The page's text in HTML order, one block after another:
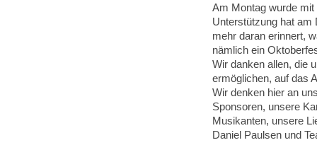
Am Montag wurde mit
Unterstützung hat am
mehr daran erinnert,
nämlich ein
Wir danken allen, die
ermöglichen, auf das
Wir denken hier an
Sponsoren, unsere
Musikanten, unsere
Daniel Paulsen und